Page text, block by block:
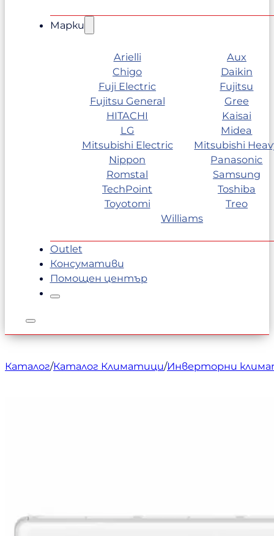
Марки
Arielli
Aux
Chigo
Daikin
Fuji Electric
Fujitsu
Fujitsu General
Gree
HITACHI
Kaisai
LG
Midea
Mitsubishi Electric
Mitsubishi
Nippon
Panasonic
Romstal
Samsung
TechPoint
Toshiba
Toyotomi
Treo
Williams
Outlet
Консумативи
Помощен център
Каталог/Каталог Климатици/Инверторни